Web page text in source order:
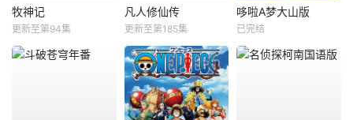
牧神记
更新至第94集
凡人修仙传
更新至第185集
哆啦A梦大山版
已完结